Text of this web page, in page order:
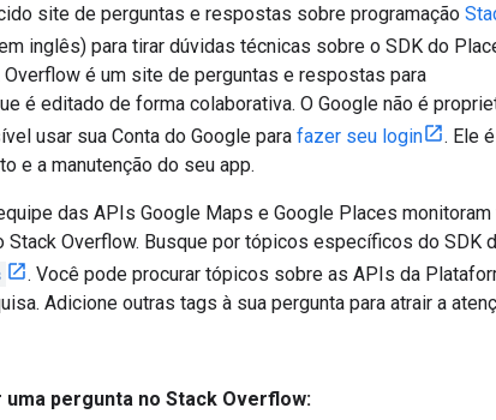
site de perguntas e respostas sobre programação
inglês) para tirar dúvidas técnicas sobre o SDK do
Overflow é um site de perguntas e respostas para
é editado de forma colaborativa. O Google não é
usar sua Conta do Google para fazer seu login
. Ele
e a manutenção do seu app.
das APIs Google Maps e Google Places
Stack Overflow. Busque por tópicos específicos do SDK
. Você pode procurar tópicos sobre as APIs da
Adicione outras tags à sua pergunta para atrair a
uma pergunta no Stack Overflow: